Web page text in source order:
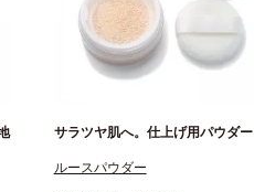
サラツヤ肌へ。仕上げ用パウダー
ルースパウダー